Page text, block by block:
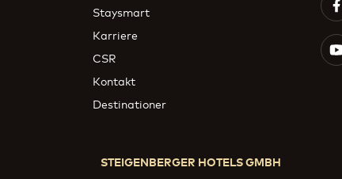
Staysmart
Karriere
CSR
Kontakt
Destinationer
STEIGENBERGER HOTELS GMBH